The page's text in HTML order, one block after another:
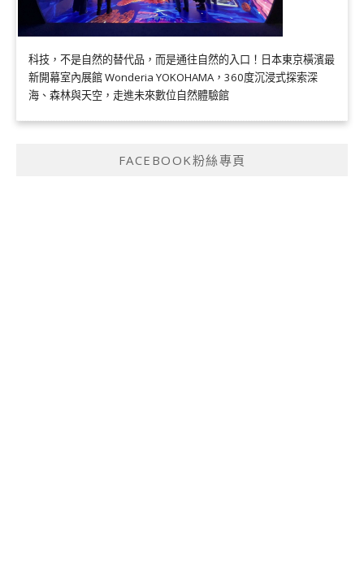
科技，不是自然的替代品，而是通往自然的入口！日本東京橫濱最
新開幕室內展館 Wonderia YOKOHAMA，360度沉浸式探索深
海、森林與天空，走進未來數位自然體驗館
FACEBOOK粉絲專頁